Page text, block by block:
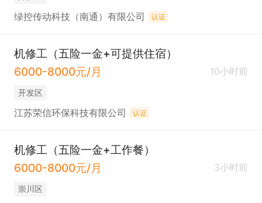
绿控传动科技（南通）有限公司 认证
机修工（五险一金+可提供住宿）
6000-8000元/月
10小时前
开发区
江苏荣信环保科技有限公司 认证
机修工（五险一金+工作餐）
6000-8000元/月
3小时前
崇川区